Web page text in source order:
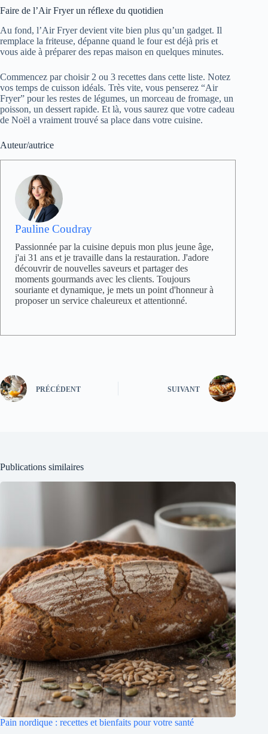
Faire de l’Air Fryer un réflexe du quotidien
Au fond, l’Air Fryer devient vite bien plus qu’un gadget. Il
remplace la friteuse, dépanne quand le four est déjà pris et
vous aide à préparer des repas maison en quelques minutes.
Commencez par choisir 2 ou 3 recettes dans cette liste. Notez
vos temps de cuisson idéals. Très vite, vous penserez “Air
Fryer” pour les restes de légumes, un morceau de fromage, un
poisson, un dessert rapide. Et là, vous saurez que votre cadeau
de Noël a vraiment trouvé sa place dans votre cuisine.
Auteur/autrice
Pauline Coudray
Passionnée par la cuisine depuis mon plus jeune âge,
j'ai 31 ans et je travaille dans la restauration. J'adore
découvrir de nouvelles saveurs et partager des
moments gourmands avec les clients. Toujours
souriante et dynamique, je mets un point d'honneur à
proposer un service chaleureux et attentionné.
PRÉCÉDENT SUIVANT
Publications similaires
Pain nordique : recettes et bienfaits pour votre santé